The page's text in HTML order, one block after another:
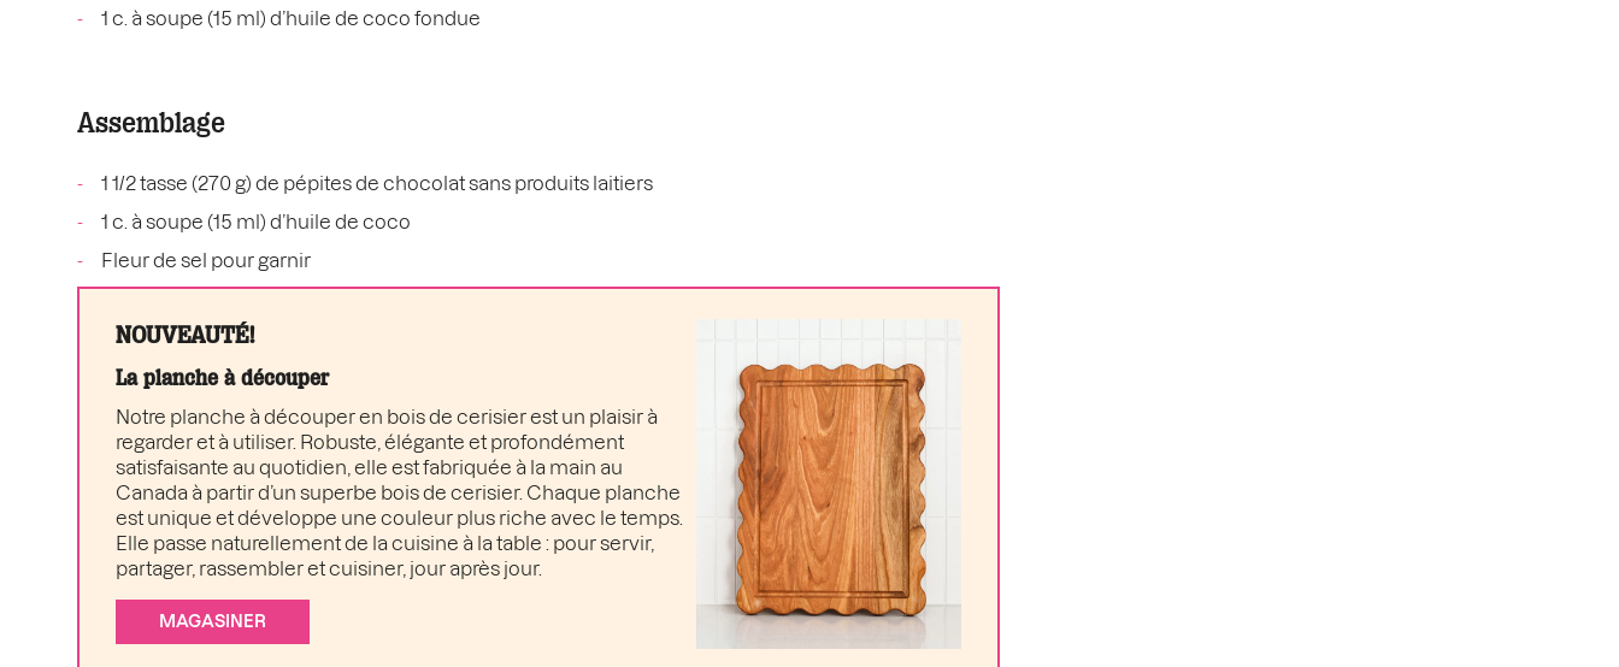
1 c. à soupe (15 ml) d’huile de coco fondue
Assemblage
1 1/2 tasse (270 g) de pépites de chocolat sans produits laitiers
1 c. à soupe (15 ml) d’huile de coco
Fleur de sel pour garnir
NOUVEAUTÉ!
La planche à découper
Notre planche à découper en bois de cerisier est un plaisir à
regarder et à utiliser. Robuste, élégante et profondément
satisfaisante au quotidien, elle est fabriquée à la main au
Canada à partir d’un superbe bois de cerisier. Chaque planche
est unique et développe une couleur plus riche avec le temps.
Elle passe naturellement de la cuisine à la table : pour servir,
partager, rassembler et cuisiner, jour après jour.
MAGASINER